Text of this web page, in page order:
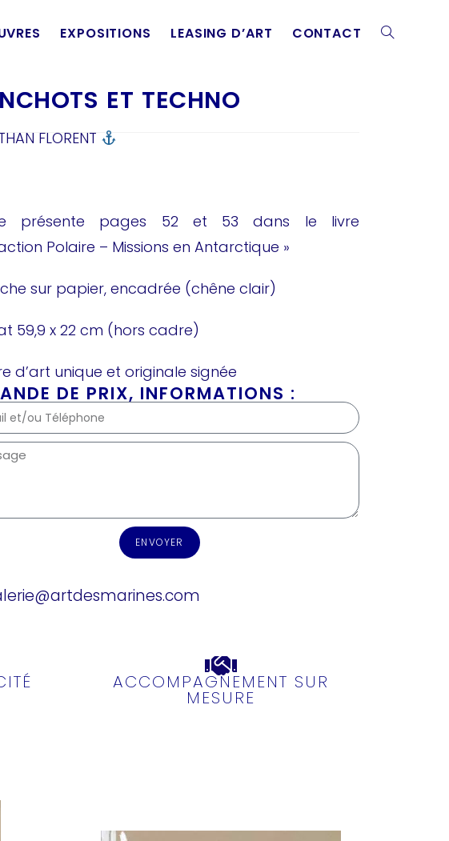
EXPOSITIONS LEASING D’ART CONTACT
ET TECHNO
FLORENT
présente pages 52 et 53 dans le livre
Polaire – Missions en Antarctique »
sur papier, encadrée (chêne clair)
59,9 x 22 cm (hors cadre)
d’art unique et originale signée
DE PRIX, INFORMATIONS :
ENVOYER
ACCOMPAGNEMENT SUR
MESURE